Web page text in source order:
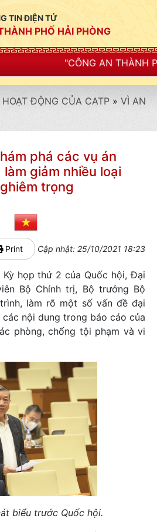
TIN ĐIỆN TỬ
PHỐ HẢI PHÒNG
"CÔNG AN THÀNH PHỐ HẢI
HOẠT ĐỘNG CỦA CATP » VÌ AN
phá các vụ án
giảm nhiều loại
trọng
Print Cập nhật: 25/10/2021 18:23
Kỳ họp thứ 2 của Quốc hội, Đại
Bộ Chính trị, Bộ trưởng Bộ
làm rõ một số vấn đề đại
các nội dung trong báo cáo của
phòng, chống tội phạm và vi
biểu trước Quốc hội.